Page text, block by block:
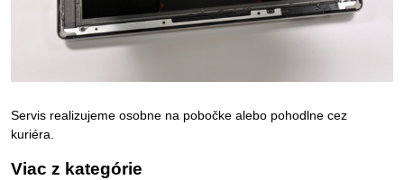
Servis realizujeme osobne na pobočke alebo pohodlne cez
kuriéra.
Viac z kategórie